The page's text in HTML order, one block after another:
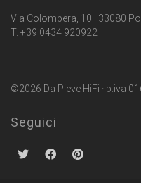
Via Colombera, 10 · 33080
T. +39 0434 920922
©2026 Da Pieve HiFi · p.iva
Seguici